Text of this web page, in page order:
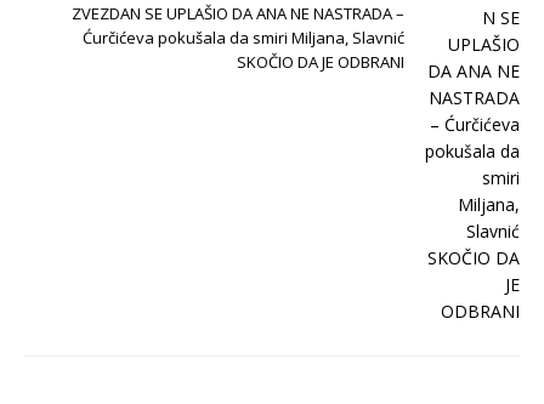
ZVEZDAN SE UPLAŠIO DA ANA NE NASTRADA –
Ćurčićeva pokušala da smiri Miljana, Slavnić
SKOČIO DA JE ODBRANI